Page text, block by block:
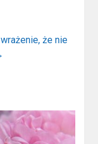
że nie